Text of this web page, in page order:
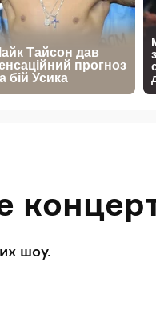
шоу.